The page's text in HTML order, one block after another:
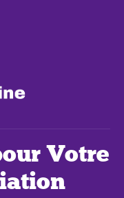
Votre